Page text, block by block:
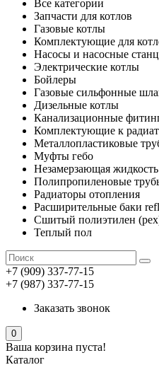
Все категории
Запчасти для котлов
Газовые котлы
Комплектующие для
Насосы и насосные
Электрические котлы
Бойлеры
Газовые сильфонные
Дизельные котлы
Канализационные
Комплектующие к
Металлопластиковые
Муфты гебо
Незамерзающая
Полипропиленовые
Радиаторы отопления
Расширительные баки
Сшитый полиэтилен
Теплый пол
+7 (909) 337-77-15
+7 (987) 337-77-15
Заказать звонок
0
Ваша корзина пуста!
Каталог